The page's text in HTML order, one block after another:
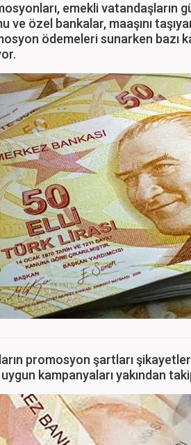
emekli vatandaşların
ve özel bankalar, maaşını
ödemeleri sunarken bazı
promosyon şartları
kampanyaları yakından